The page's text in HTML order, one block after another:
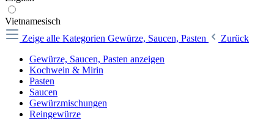
Vietnamesisch
Zeige alle Kategorien Gewürze, Saucen, Pasten
Zurück
Gewürze, Saucen, Pasten anzeigen
Kochwein & Mirin
Pasten
Saucen
Gewürzmischungen
Reingewürze